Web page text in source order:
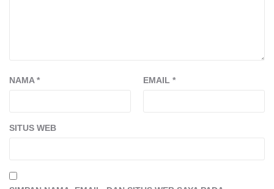
NAMA* EMAIL *
SITUS WEB